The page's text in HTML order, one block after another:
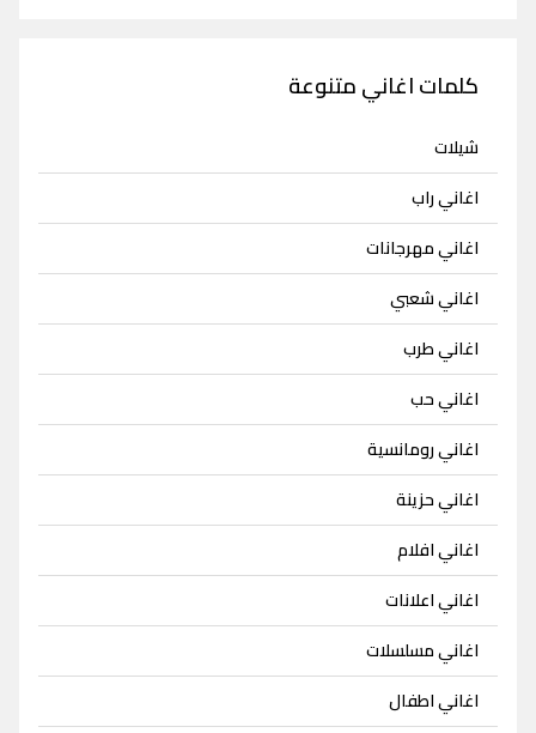
كلمات اغاني متنوعة
شيلات
اغاني راب
اغاني مهرجانات
اغاني شعبي
اغاني طرب
اغاني حب
اغاني رومانسية
اغاني حزينة
اغاني افلام
اغاني اعلانات
اغاني مسلسلات
اغاني اطفال